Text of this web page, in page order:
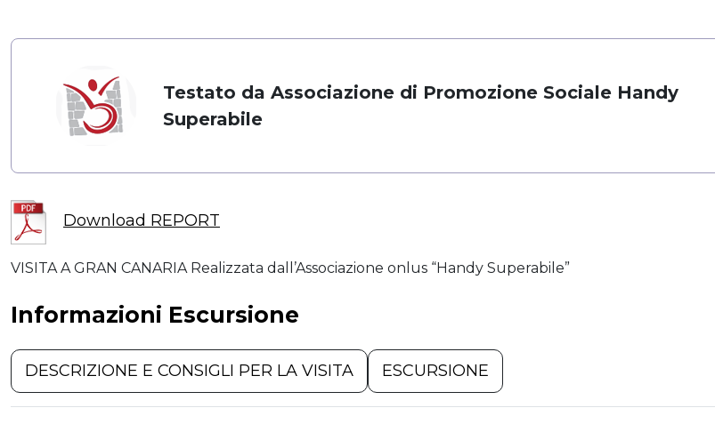
Testato da Associazione di Promozione Sociale Handy
Superabile
Download REPORT
VISITA A GRAN CANARIA Realizzata dall’Associazione onlus “Handy Superabile”
Informazioni Escursione
DESCRIZIONE E CONSIGLI PER LA VISITA ESCURSIONE